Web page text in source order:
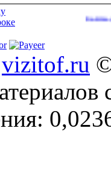
Сайты для
vizitof.ru